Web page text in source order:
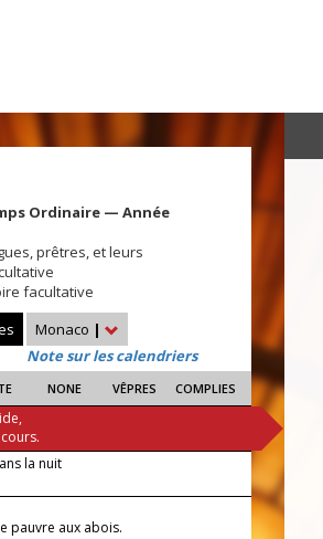
Ordinaire — Année
prêtres, et leurs
facultative
Monaco |
Note sur les calendriers
NONE VÊPRES COMPLIES
la nuit
pauvre aux abois.